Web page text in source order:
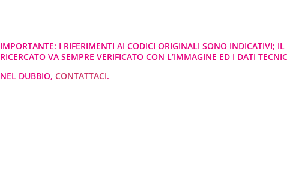
IMPORTANTE: I RIFERIMENTI AI CODICI ORIGINALI SONO INDICATIVI;
RICERCATO VA SEMPRE VERIFICATO CON L’IMMAGINE ED I DATI
NEL DUBBIO, CONTATTACI.